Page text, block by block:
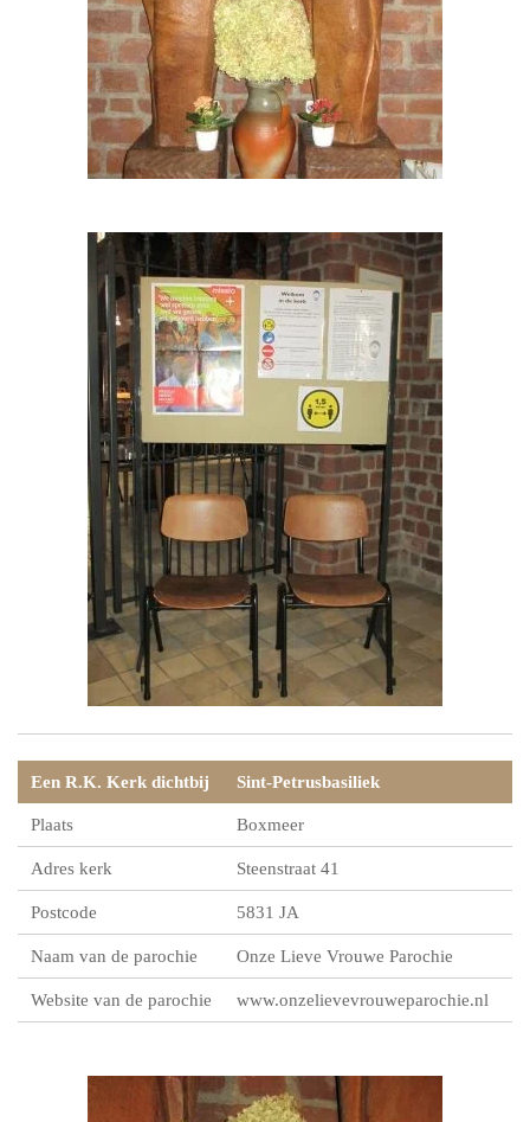
Een R.K. Kerk dichtbij Sint-Petrusbasiliek
Plaats Boxmeer
Adres kerk Steenstraat 41
Postcode 5831 JA
Naam van de parochie Onze Lieve Vrouwe Parochie
Website van de parochie www.onzelievevrouweparochie.nl